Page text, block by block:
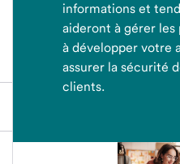
informations et
aideront à gérer les
à développer votre
assurer la sécurité
clients.